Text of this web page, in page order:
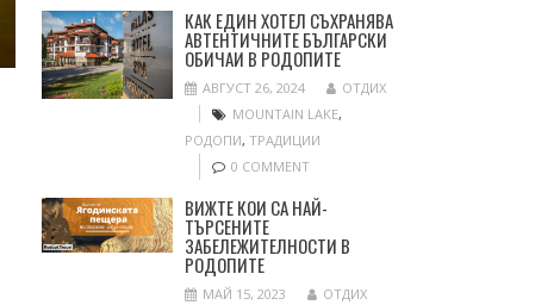
КАК ЕДИН ХОТЕЛ СЪХРАНЯВА
АВТЕНТИЧНИТЕ БЪЛГАРСКИ
ОБИЧАИ В РОДОПИТЕ
АВГУСТ 26, 2024
ОТДИХ
MOUNTAIN LAKE,
РОДОПИ, ТРАДИЦИИ
0 COMMENT
ВИЖТЕ КОИ СА НАЙ-
ТЪРСЕНИТЕ
ЗАБЕЛЕЖИТЕЛНОСТИ В
РОДОПИТЕ
МАЙ 15, 2023
ОТДИХ